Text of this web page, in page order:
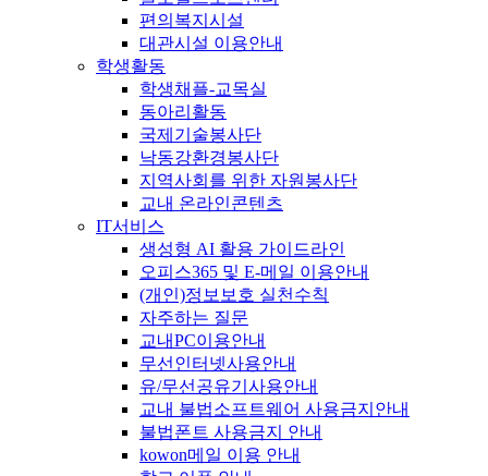
편의복지시설
대관시설 이용안내
학생활동
학생채플-교목실
동아리활동
국제기술봉사단
낙동강환경봉사단
지역사회를 위한 자원봉사단
교내 온라인콘텐츠
IT서비스
생성형 AI 활용 가이드라인
오피스365 및 E-메일 이용안내
(개인)정보보호 실천수칙
자주하는 질문
교내PC이용안내
무선인터넷사용안내
유/무선공유기사용안내
교내 불법소프트웨어 사용금지안내
불법폰트 사용금지 안내
kowon메일 이용 안내